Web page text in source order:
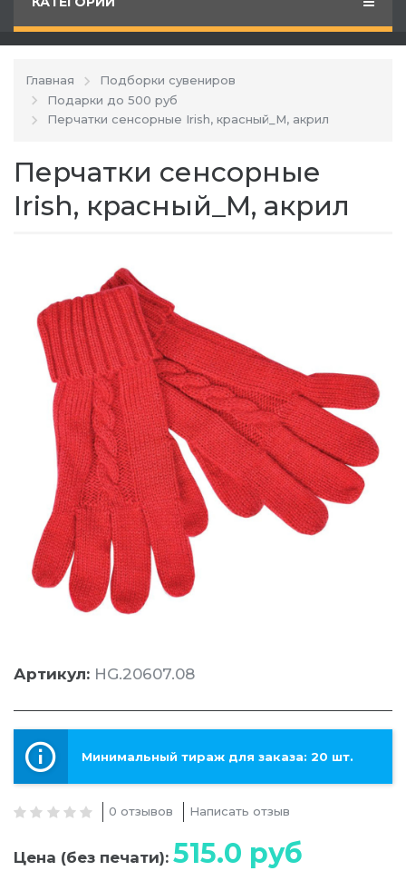
Главная
Подборки сувениров
Подарки до 500 руб
Перчатки сенсорные Irish, красный_М, акрил
Перчатки сенсорные
Irish, красный_М, акрил
Артикул: HG.20607.08
Минимальный тираж для заказа: 20 шт.
0 отзывов Написать отзыв
Цена (без печати): 515.0 руб